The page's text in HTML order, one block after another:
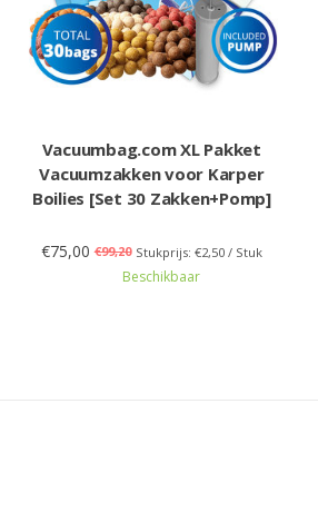
Vacuumbag.com XL Pakket
Vacuumzakken voor Karper
Boilies [Set 30 Zakken+Pomp]
€75,00 €99,20 Stukprijs: €2,50 / Stuk
Beschikbaar